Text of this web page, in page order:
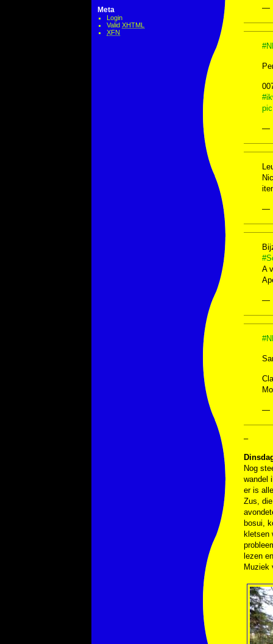
Meta
Login
Valid XHTML
XFN
—
—
—
A
—
—
–
Nog
wandel
er is
Zus,
bosui,
kletsen
lezen
Muziek